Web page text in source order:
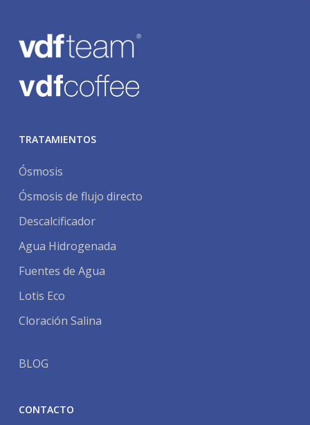
TRATAMIENTOS
Ósmosis
Ósmosis de flujo directo
Descalcificador
Agua Hidrogenada
Fuentes de Agua
Lotis Eco
Cloración Salina
BLOG
CONTACTO